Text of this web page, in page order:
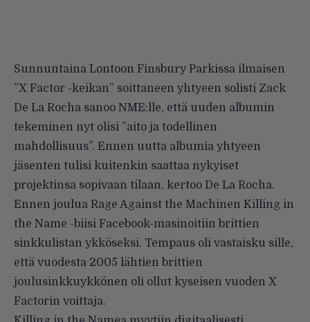
Sunnuntaina Lontoon Finsbury Parkissa ilmaisen
”X Factor -keikan” soittaneen yhtyeen solisti Zack
De La Rocha sanoo NME:lle, että uuden albumin
tekeminen nyt olisi ”aito ja todellinen
mahdollisuus”. Ennen uutta albumia yhtyeen
jäsenten tulisi kuitenkin saattaa nykyiset
projektinsa sopivaan tilaan, kertoo De La Rocha.
Ennen joulua Rage Against the Machinen Killing in
the Name -biisi Facebook-masinoitiin brittien
sinkkulistan ykköseksi. Tempaus oli vastaisku sille,
että vuodesta 2005 lähtien brittien
joulusinkkuykkönen oli ollut kyseisen vuoden X
Factorin voittaja.